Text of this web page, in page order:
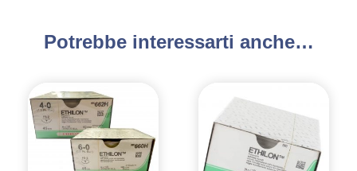
Potrebbe interessarti anche…